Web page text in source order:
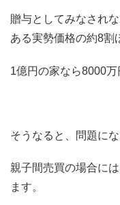
贈与としてみなされ
ある実勢価格の約8割
1億円の家なら8000万
そうなると、問題に
親子間売買の場合に
ます。